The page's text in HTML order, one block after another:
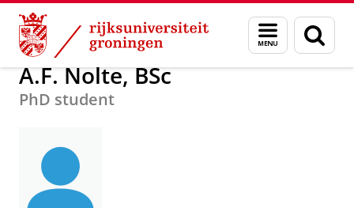
Skip
Content
Skip
Navigation
Menu
en
zoeken
Over ons A.F. Nolte, BSc
A.F. Nolte, BSc
PhD student